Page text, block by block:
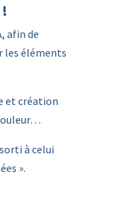
afin de
les éléments
et création
à celui
».